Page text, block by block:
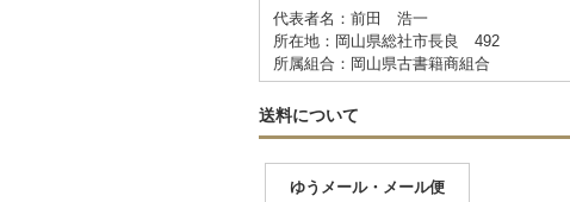
代表者名：前田 浩一
所在地：岡山県総社市長良 492
所属組合：岡山県古書籍商組合
送料について
ゆうメール・メール便